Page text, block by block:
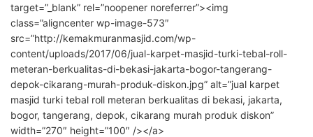
r
n
a
t
i
v
target=”_blank” rel=”noopener noreferrer”><img
class=”aligncenter wp-image-573″
src=”http://kemakmuranmasjid.com/wp-
content/uploads/2017/06/jual-karpet-masjid-turki-tebal-roll-
meteran-berkualitas-di-bekasi-jakarta-bogor-tangerang-
depok-cikarang-murah-produk-diskon.jpg” alt=”jual karpet
masjid turki tebal roll meteran berkualitas di bekasi, jakarta,
bogor, tangerang, depok, cikarang murah produk diskon”
width=”270″ height=”100″ /></a>